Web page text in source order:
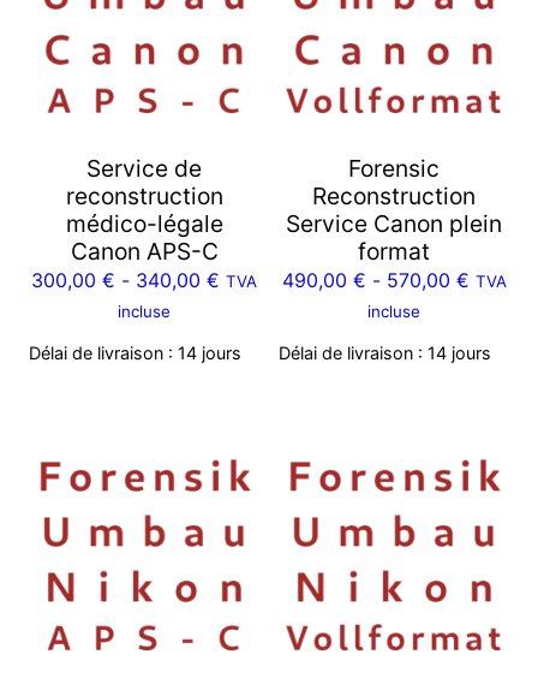
Service de
reconstruction
médico-légale
Canon APS-C
300,00 € - 340,00 € TVA
incluse
Délai de livraison : 14 jours
Forensic
Reconstruction
Service Canon plein
format
490,00 € - 570,00 € TVA
incluse
Délai de livraison : 14 jours